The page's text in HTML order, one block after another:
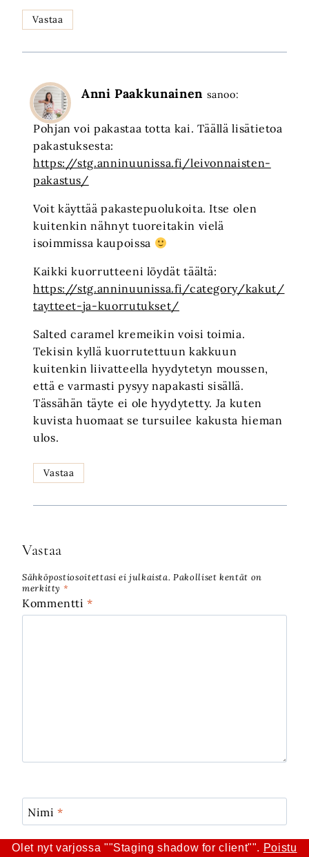
Vastaa
Anni Paakkunainen sanoo:
Pohjan voi pakastaa totta kai. Täällä lisätietoa
pakastuksesta:
https://stg.anninuunissa.fi/leivonnaisten-
pakastus/
Voit käyttää pakastepuolukoita. Itse olen
kuitenkin nähnyt tuoreitakin vielä
isoimmissa kaupoissa
Kaikki kuorrutteeni löydät täältä:
https://stg.anninuunissa.fi/category/kakut/
taytteet-ja-kuorrutukset/
Salted caramel kremeikin voisi toimia.
Tekisin kyllä kuorrutettuun kakkuun
kuitenkin liivatteella hyydytetyn moussen,
että e varmasti pysyy napakasti sisällä.
Tässähän täyte ei ole hyydytetty. Ja kuten
kuvista huomaat se tursuilee kakusta hieman
ulos.
Vastaa
Vastaa
Sähköpostiosoitettasi ei julkaista. Pakolliset kentät on
merkitty *
Kommentti*
Nimi*
Olet nyt varjossa ""Staging shadow for client"". Poistu